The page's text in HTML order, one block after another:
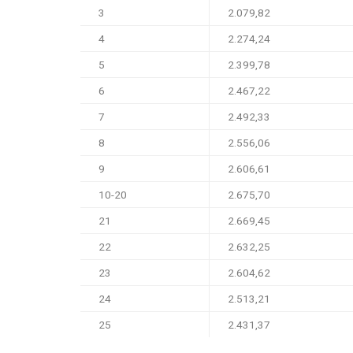
3 2.079,82
4 2.274,24
5 2.399,78
6 2.467,22
7 2.492,33
8 2.556,06
9 2.606,61
10-20 2.675,70
21 2.669,45
22 2.632,25
23 2.604,62
24 2.513,21
25 2.431,37